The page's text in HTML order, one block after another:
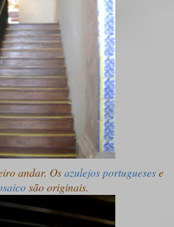
andar. Osazulejos portuguesese
são originais.